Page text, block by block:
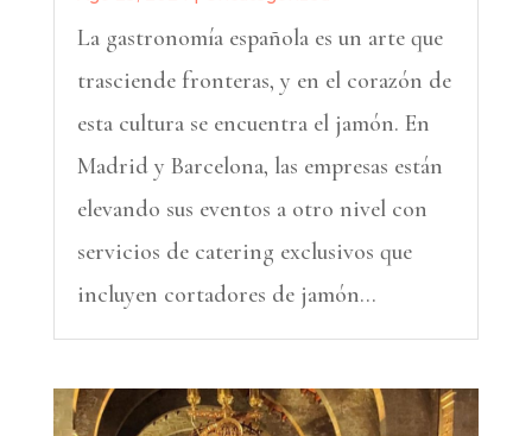
La gastronomía española es un arte que
trasciende fronteras, y en el corazón de
esta cultura se encuentra el jamón. En
Madrid y Barcelona, las empresas están
elevando sus eventos a otro nivel con
servicios de catering exclusivos que
incluyen cortadores de jamón...